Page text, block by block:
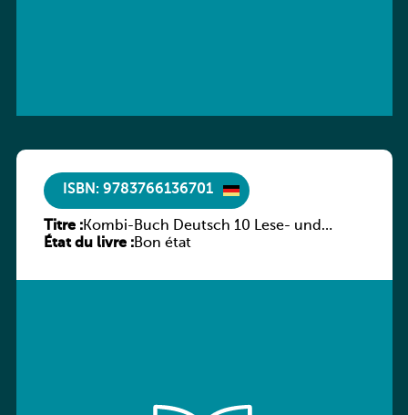
ISBN: 9783766136701
Titre :Kombi-Buch Deutsch 10 Lese- und
Sprachbuch
État du livre :Bon état